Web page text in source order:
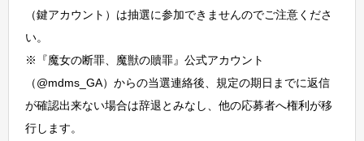
（鍵アカウント）は抽選に参加できませんのでご注意くださ
い。
※『魔女の断罪、魔獣の贖罪』公式アカウント
（@mdms_GA）からの当選連絡後、規定の期日までに返信
が確認出来ない場合は辞退とみなし、他の応募者へ権利が移
行します。